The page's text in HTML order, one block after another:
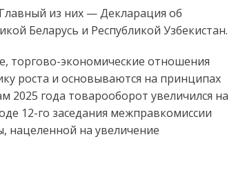
из них — Декларация об
Беларусь и Республикой Узбекистан.
торгово-экономические отношения
роста и основываются на принципах
2025 года товарооборот увеличился на
12-го заседания межправкомиссии
нацеленной на увеличение